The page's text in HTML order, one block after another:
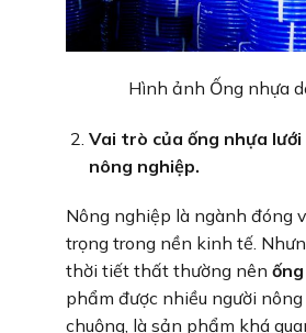
Hình ảnh Ống nhựa
Vai trò của ống nhựa
nông nghiệp.
Nông nghiệp là ngành đóng
trọng trong nền kinh tế.
thời tiết thất thường nên
phẩm được nhiều người
chuộng, là sản phẩm khá